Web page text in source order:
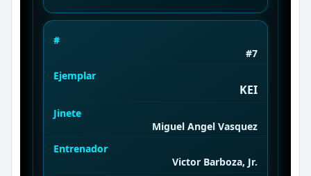
#
#7
Ejemplar
KEI
Jinete
Miguel Angel Vasquez
Entrenador
Victor Barboza, Jr.